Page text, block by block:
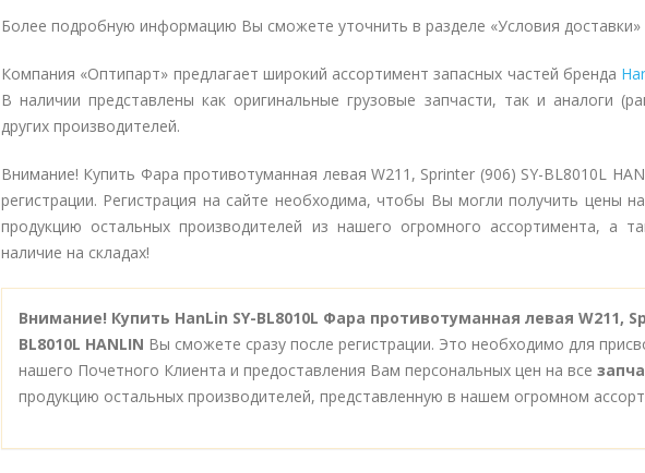
Более подробную информацию Вы сможете уточнить в разделе «Условия доставки»
Компания «Оптипарт» предлагает широкий ассортимент запасных частей бренда
В наличии представлены как оригинальные грузовые запчасти, так и аналоги
других производителей.
Внимание! Купить Фара противотуманная левая W211, Sprinter (906) SY-BL8010L
регистрации. Регистрация на сайте необходима, чтобы Вы могли получить цены
продукцию остальных производителей из нашего огромного ассортимента, а
наличие на складах!
Внимание! Купить HanLin SY-BL8010L Фара противотуманная левая W211,
BL8010L HANLIN Вы сможете сразу после регистрации. Это необходимо для
нашего Почетного Клиента и предоставления Вам персональных цен на все
продукцию остальных производителей, представленную в нашем огромном